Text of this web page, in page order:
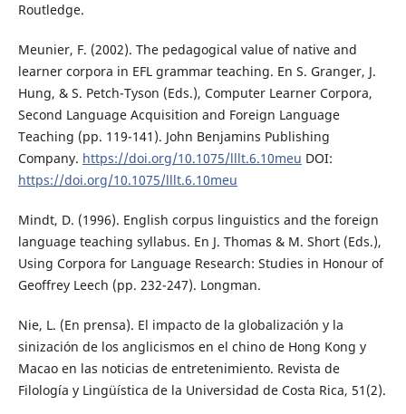
Routledge.
Meunier, F. (2002). The pedagogical value of native and
learner corpora in EFL grammar teaching. En S. Granger, J.
Hung, & S. Petch-Tyson (Eds.), Computer Learner Corpora,
Second Language Acquisition and Foreign Language
Teaching (pp. 119-141). John Benjamins Publishing
Company. https://doi.org/10.1075/lllt.6.10meu DOI:
https://doi.org/10.1075/lllt.6.10meu
Mindt, D. (1996). English corpus linguistics and the foreign
language teaching syllabus. En J. Thomas & M. Short (Eds.),
Using Corpora for Language Research: Studies in Honour of
Geoffrey Leech (pp. 232-247). Longman.
Nie, L. (En prensa). El impacto de la globalización y la
sinización de los anglicismos en el chino de Hong Kong y
Macao en las noticias de entretenimiento. Revista de
Filología y Lingüística de la Universidad de Costa Rica, 51(2).